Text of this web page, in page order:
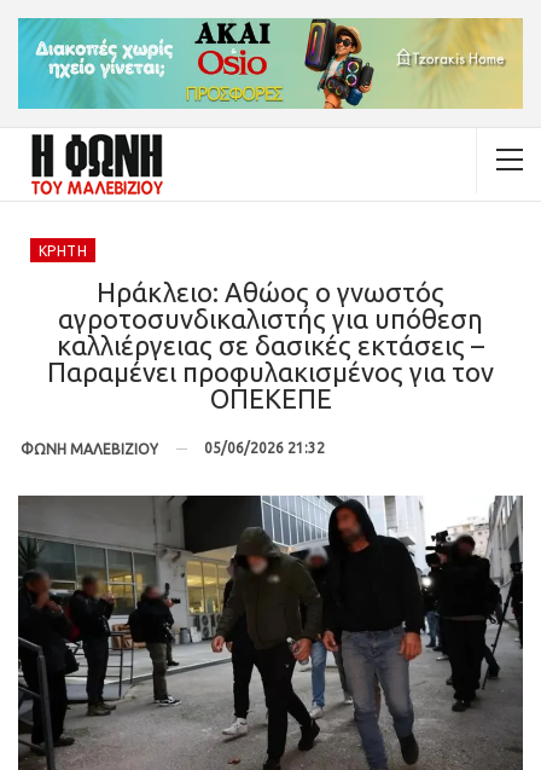
ΚΡΉΤΗ
Ηράκλειο: Αθώος ο γνωστός
αγροτοσυνδικαλιστής για υπόθεση
καλλιέργειας σε δασικές εκτάσεις –
Παραμένει προφυλακισμένος για τον
ΟΠΕΚΕΠΕ
ΦΩΝΗ ΜΑΛΕΒΙΖΙΟΥ 05/06/2026 21:32